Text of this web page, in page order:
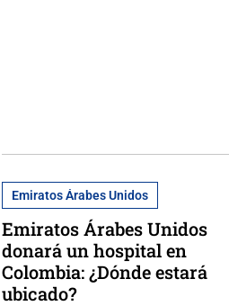
Emiratos Árabes Unidos
Emiratos Árabes Unidos
donará un hospital en
Colombia: ¿Dónde estará
ubicado?